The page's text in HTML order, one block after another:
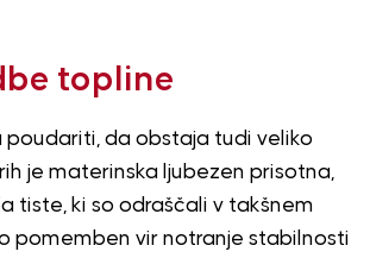
topline
poudariti, da obstaja tudi veliko
je materinska ljubezen prisotna,
tiste, ki so odraščali v takšnem
pomemben vir notranje stabilnosti